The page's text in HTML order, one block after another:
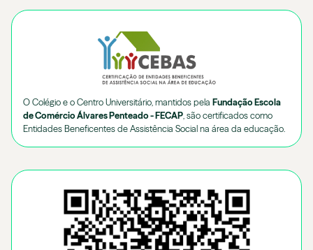
O Colégio e o Centro Universitário, mantidos pela Fundação Escola
de Comércio Álvares Penteado - FECAP , são certificados como
Entidades Beneficentes de Assistência Social na área da educação.